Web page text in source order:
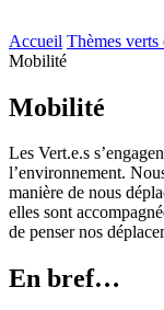
Accueil Thèmes verts
Mobilité
Mobilité
Les Vert.e.s
l’environnement.
manière de nous
elles sont
de penser nos
En bref…